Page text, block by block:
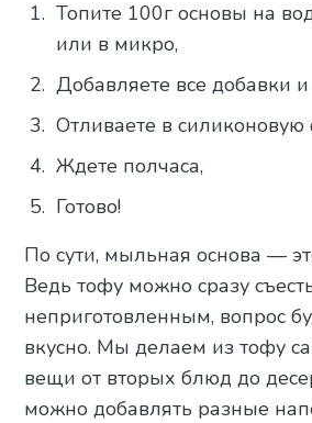
Топите 100г основы на
или в микро,
Добавляете все добавки
Отливаете в
Ждете полчаса,
Готово!
По сути, мыльная основа —
Ведь тофу можно сразу
неприготовленным, вопрос
вкусно. Мы делаем из тофу
вещи от вторых блюд до
можно добавлять разные